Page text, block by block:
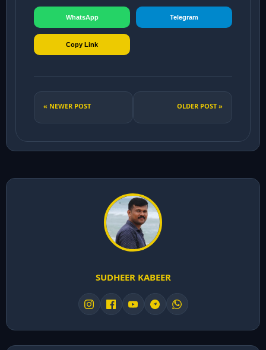
WhatsApp Telegram
Copy Link
« NEWER POST OLDER POST »
SUDHEER KABEER